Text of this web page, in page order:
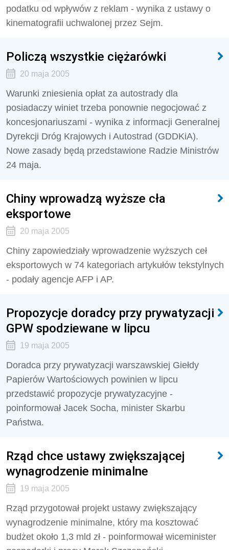
podatku od wpływów z reklam - wynika z ustawy o
kinematografii uchwalonej przez Sejm.
Policzą wszystkie ciężarówki
20 maja 2005
Warunki zniesienia opłat za autostrady dla
posiadaczy winiet trzeba ponownie negocjować z
koncesjonariuszami - wynika z informacji Generalnej
Dyrekcji Dróg Krajowych i Autostrad (GDDKiA).
Nowe zasady będą przedstawione Radzie Ministrów
24 maja.
Chiny wprowadzą wyższe cła
eksportowe
20 maja 2005
Chiny zapowiedziały wprowadzenie wyższych ceł
eksportowych w 74 kategoriach artykułów tekstylnych
- podały agencje AFP i AP.
Propozycje doradcy przy prywatyzacji
GPW spodziewane w lipcu
19 maja 2005
Doradca przy prywatyzacji warszawskiej Giełdy
Papierów Wartościowych powinien w lipcu
przedstawić propozycje prywatyzacyjne -
poinformował Jacek Socha, minister Skarbu
Państwa.
Rząd chce ustawy zwiększającej
wynagrodzenie minimalne
19 maja 2005
Rząd przygotował projekt ustawy zwiększający
wynagrodzenie minimalne, który ma kosztować
budżet około 1,3 mld zł - poinformował wiceminister